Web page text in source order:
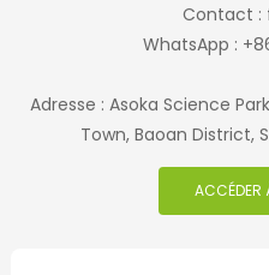
Contact :
WhatsApp :
Adresse : Asoka Science
Town, Baoan District,
ACCÉDER